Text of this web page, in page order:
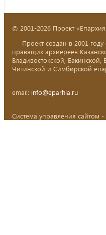
© 2001-2026 Проект
Проект создан в 2001 году
правящих архиереев
Владивостокской, Бакинской,
Читинской и Симбирской
email: info@eparhia.ru
Система управления сайтом -